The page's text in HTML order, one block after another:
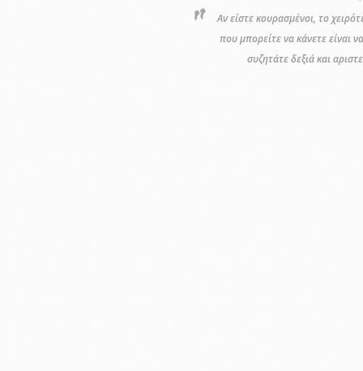
Αν είστε κουρασμένοι, το
που μπορείτε να κάνετε είναι
συζητάτε δεξιά και